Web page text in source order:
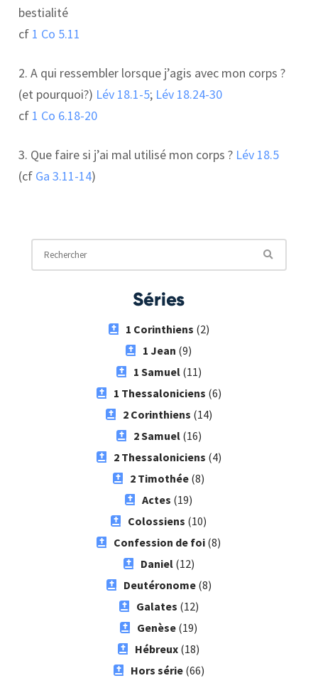
bestialité
cf 1 Co 5.11
2. A qui ressembler lorsque j’agis avec mon corps ?
(et pourquoi?) Lév 18.1-5; Lév 18.24-30
cf 1 Co 6.18-20
3. Que faire si j’ai mal utilisé mon corps ? Lév 18.5
(cf Ga 3.11-14)
Séries
1 Corinthiens (2)
1 Jean (9)
1 Samuel(11)
1 Thessaloniciens (6)
2 Corinthiens (14)
2 Samuel(16)
2 Thessaloniciens (4)
2 Timothée (8)
Actes (19)
Colossiens (10)
Confession de foi (8)
Daniel(12)
Deutéronome(8)
Galates (12)
Genèse (19)
Hébreux (18)
Hors série(66)